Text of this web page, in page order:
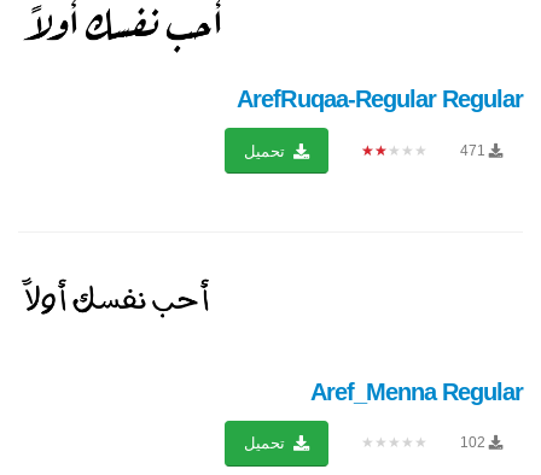
ArefRuqaa-Regular Regular
471
★★★★★ تحميل
Aref_Menna Regular
102
★★★★★ تحميل